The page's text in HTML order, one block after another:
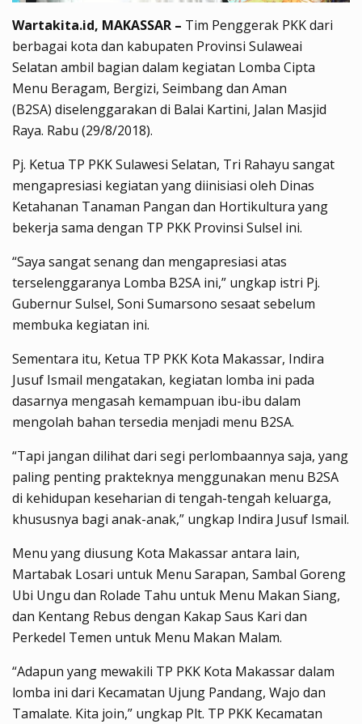
Wartakita.id, MAKASSAR – Tim Penggerak PKK dari
berbagai kota dan kabupaten Provinsi Sulaweai
Selatan ambil bagian dalam kegiatan Lomba Cipta
Menu Beragam, Bergizi, Seimbang dan Aman
(B2SA) diselenggarakan di Balai Kartini, Jalan Masjid
Raya. Rabu (29/8/2018).
Pj. Ketua TP PKK Sulawesi Selatan, Tri Rahayu sangat
mengapresiasi kegiatan yang diinisiasi oleh Dinas
Ketahanan Tanaman Pangan dan Hortikultura yang
bekerja sama dengan TP PKK Provinsi Sulsel ini.
“Saya sangat senang dan mengapresiasi atas
terselenggaranya Lomba B2SA ini,” ungkap istri Pj.
Gubernur Sulsel, Soni Sumarsono sesaat sebelum
membuka kegiatan ini.
Sementara itu, Ketua TP PKK Kota Makassar, Indira
Jusuf Ismail mengatakan, kegiatan lomba ini pada
dasarnya mengasah kemampuan ibu-ibu dalam
mengolah bahan tersedia menjadi menu B2SA.
“Tapi jangan dilihat dari segi perlombaannya saja, yang
paling penting prakteknya menggunakan menu B2SA
di kehidupan keseharian di tengah-tengah keluarga,
khususnya bagi anak-anak,” ungkap Indira Jusuf Ismail.
Menu yang diusung Kota Makassar antara lain,
Martabak Losari untuk Menu Sarapan, Sambal Goreng
Ubi Ungu dan Rolade Tahu untuk Menu Makan Siang,
dan Kentang Rebus dengan Kakap Saus Kari dan
Perkedel Temen untuk Menu Makan Malam.
“Adapun yang mewakili TP PKK Kota Makassar dalam
lomba ini dari Kecamatan Ujung Pandang, Wajo dan
Tamalate. Kita join,” ungkap Plt. TP PKK Kecamatan